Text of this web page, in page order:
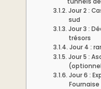
tunnels
Jour 2 :
sud
Jour 3 :
trésors
Jour 4 :
Jour 5 :
Jour 6 :
Fournaise